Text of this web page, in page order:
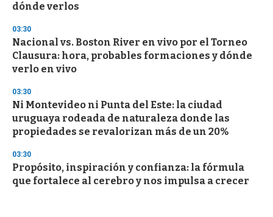
dónde verlos
03:30
Nacional vs. Boston River en vivo por el Torneo
Clausura: hora, probables formaciones y dónde
verlo en vivo
03:30
Ni Montevideo ni Punta del Este: la ciudad
uruguaya rodeada de naturaleza donde las
propiedades se revalorizan más de un 20%
03:30
Propósito, inspiración y confianza: la fórmula
que fortalece al cerebro y nos impulsa a crecer